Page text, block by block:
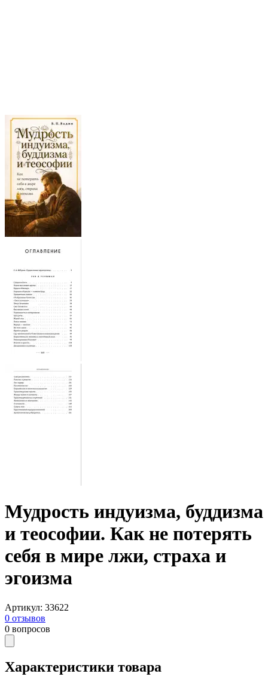
Мудрость индуизма, буддизма
и теософии. Как не потерять
себя в мире лжи, страха и
эгоизма
Артикул: 33622
0 отзывов
0 вопросов
Характеристики товара